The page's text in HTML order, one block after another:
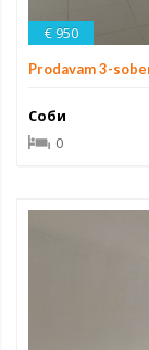
€ 950
Prodavam 3-
Соби
0